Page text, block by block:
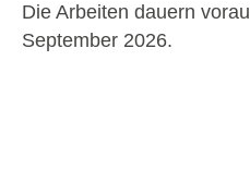
Die Arbeiten dauern
September 2026.